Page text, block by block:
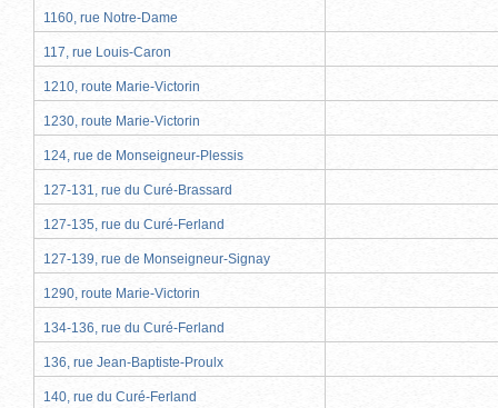
1160, rue Notre-Dame
117, rue Louis-Caron
1210, route Marie-Victorin
1230, route Marie-Victorin
124, rue de Monseigneur-Plessis
127-131, rue du Curé-Brassard
127-135, rue du Curé-Ferland
127-139, rue de Monseigneur-Signay
1290, route Marie-Victorin
134-136, rue du Curé-Ferland
136, rue Jean-Baptiste-Proulx
140, rue du Curé-Ferland